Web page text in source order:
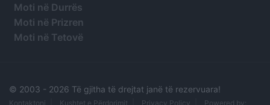
Moti në Durrës
Moti në Prizren
Moti në Tetovë
© 2003 - 2026 Të gjitha të drejtat janë të rezervuara!
Kontaktoni Kushtet e Përdorimit Privacy Policy Powered by: